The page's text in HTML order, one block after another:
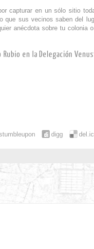
capturar en un sólo sitio
que sus vecinos saben del
anécdota sobre tu colonia
Rubio en la Delegación
digg